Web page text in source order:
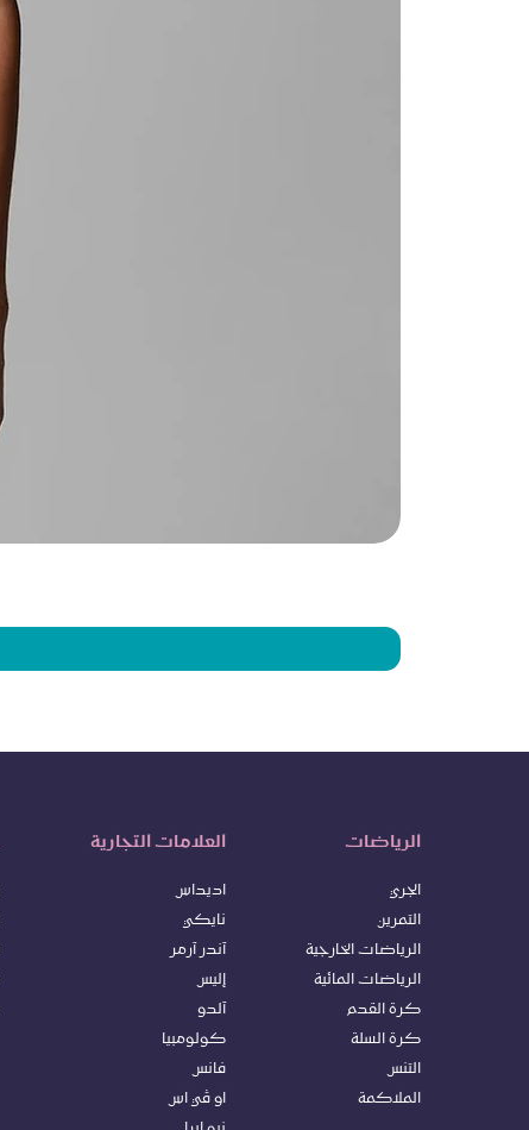
العلامات التجارية
اديداس
نايكي
آندر آرمر
إليس
آلدو
كولومبيا
فانس
او ڤي اس
الرياضات
الجري
التمرين
الرياضات الخارجية
الرياضات المائية
كرة القدم
كرة السلة
التنس
الملاكمة